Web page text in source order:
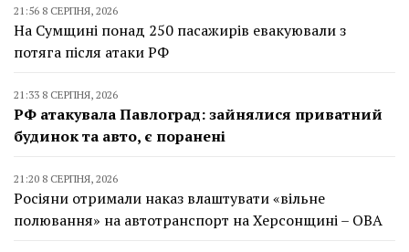
21:56 8 СЕРПНЯ, 2026
На Сумщині понад 250 пасажирів евакуювали з
потяга після атаки РФ
21:33 8 СЕРПНЯ, 2026
РФ атакувала Павлоград: зайнялися приватний
будинок та авто, є поранені
21:20 8 СЕРПНЯ, 2026
Росіяни отримали наказ влаштувати «вільне
полювання» на автотранспорт на Херсонщині – ОВА